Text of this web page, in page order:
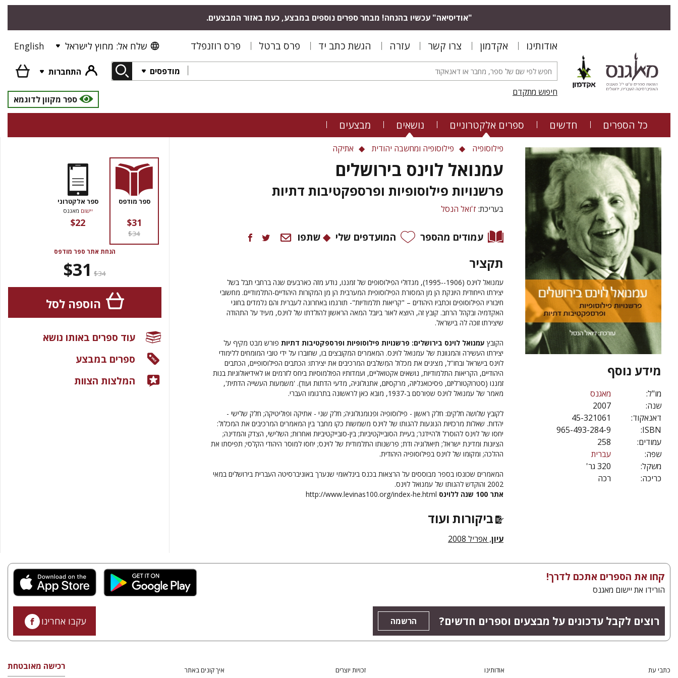
"אודיסיאה" עכשיו בהנחה! מבחר ספרים נוספים במבצע, כעת באזור המבצעים.
אודותינו אקדמון צרו קשר עזרה הגשת כתב יד פרס ברטל פרס רוזנפלד שלח אל: מחוץ לישראל English
מודפסים
התחברות
חיפוש מתקדם
ספר מקוון לדוגמא
כל הספרים חדשים ספרים אלקטרוניים נושאים מבצעים
מידע נוסף
מו"ל:
מאגנס
שנה:
2007
דאנאקוד:
45-321061
ISBN:
965-493-284-9
עמודים:
258
שפה:
עברית
משקל:
320 גר'
כריכה:
רכה
פילוסופיה פילוסופיה ומחשבה יהודית אתיקה
עמנואל לוינס בירושלים
פרשנויות פילוסופיות ופרספקטיבות דתיות
בעריכת: ז'ואל הנסל
עמודים מהספר המועדפים שלי שתפו
תקציר
עמנואל לוינס (1906--1995), מגדולי הפילוסופים של זמננו, נודע מזה כארבעים שנה ברחבי תבל בשל
יצירתו הייחודית היונקת הן מן המסורת הפילוסופית המערבית הן מן המקורות היהודיים-התלמודיים. מחשובי
חיבוריו הפילוסופים וכתביו היהודים – "קריאות תלמודיות"- תורגמו באחרונה לעברית והם נלמדים בחוגי
האקדמיה ובקהל הרחב. קובץ זה, היוצא לאור ביובל המאה הראשון להולדתו של לוינס, מעיד על התהודה
שיצירתו זוכה לה בישראל.
הקובץ עמנואל לוינס בירושלים: פרשנויות פילוסופיות ופרספקטיבות דתיות פורש מבט מקיף על
יצירתו העשירה והמגוונת של עמנואל לוינס. המאמרים המקובצים בו, שחוברו על ידי טובי המומחים ללימודי
לוינס בישראל ובחו''ל, מציגים את מכלול המִשלבים המרכיבים את יצירתו: הכתבים הפילוסופיים, הכתבים
היהודיים, הקריאות התלמודיות, נושאים אקטואליים, ועמדותיו הפולמוסיות ביחס לזרמים או לאידיאולוגיות בנות
זמננו (סטרוקטורליזם, פסיכואנליזה, מרקסיזם, אתנולוגיה, מדעי הדתות ועוד). 'משמעות העשייה הדתית',
מאמר של עמנואל לוינס שפורסם ב-1937, מובא כאן לראשונה בתרגומו העברי.
לקובץ שלושה חלקים: חלק ראשון - פילוסופיה ופנומנולוגיה; חלק שני - אתיקה ופוליטיקה; חלק שלישי -
יהדות. שאלות מרכזיות הנוגעות להגותו של לוינס משמשות כקו מחבר בין המאמרים המרכיבים את המכלול:
יחסו של לוינס להוסרל ולהיידגר; בעיית הסובייקטיביות; בין-סובייקטיביות ואחרוּת; השלישי, הצדק והמדינה;
הציונות ומדינת ישראל; תיאולוגיה ודת; פרשנותו התלמודית של לוינס; יחסו למוסר היהודי הקלסי; תפיסתו את
ההלכה; ומקומו של לוינס בפילוסופיה היהודית.
המאמרים שכונסו בספר מבוססים על הרצאות בכנס בינלאומי שנערך באוניברסיטה העברית בירושלים במאי
2002 והוקדש להגותו של עמנואל לוינס.
אתר 100 שנה ללוינס
http://www.levinas100.org/index-he.html
ביקורות ועוד
עיון, אפריל 2008
ספר מודפס
$31
$34
ספר אלקטרוני
יישום מאגנס
$22
הנחת אתר ספר מודפס
$34
$31
הוספה לסל
עוד ספרים באותו נושא
ספרים במבצע
המלצות הצוות
קחו את הספרים אתכם לדרך!
הורידו את יישום מאגנס
רוצים לקבל עדכונים על מבצעים וספרים חדשים? הרשמה עקבו אחרינו
כתבי עת אודותינו זכויות יוצרים איך קונים באתר רכישה מאובטחת